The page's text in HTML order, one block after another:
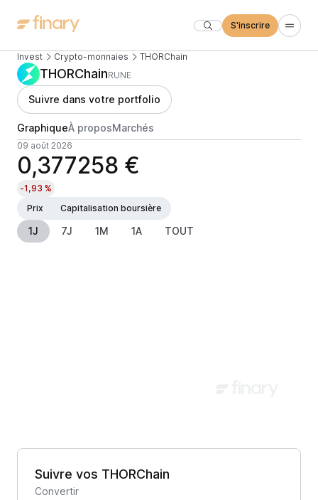
S'inscrire
Invest Crypto-monnaies THORChain
THORChainRUNE
Suivre dans votre portfolio
GraphiqueÀ proposMarchés
09 août 2026
0,377258 €
-1,93 %
Prix
Capitalisation boursière
1J 7J 1M 1A TOUT
Suivre vos THORChain
Convertir